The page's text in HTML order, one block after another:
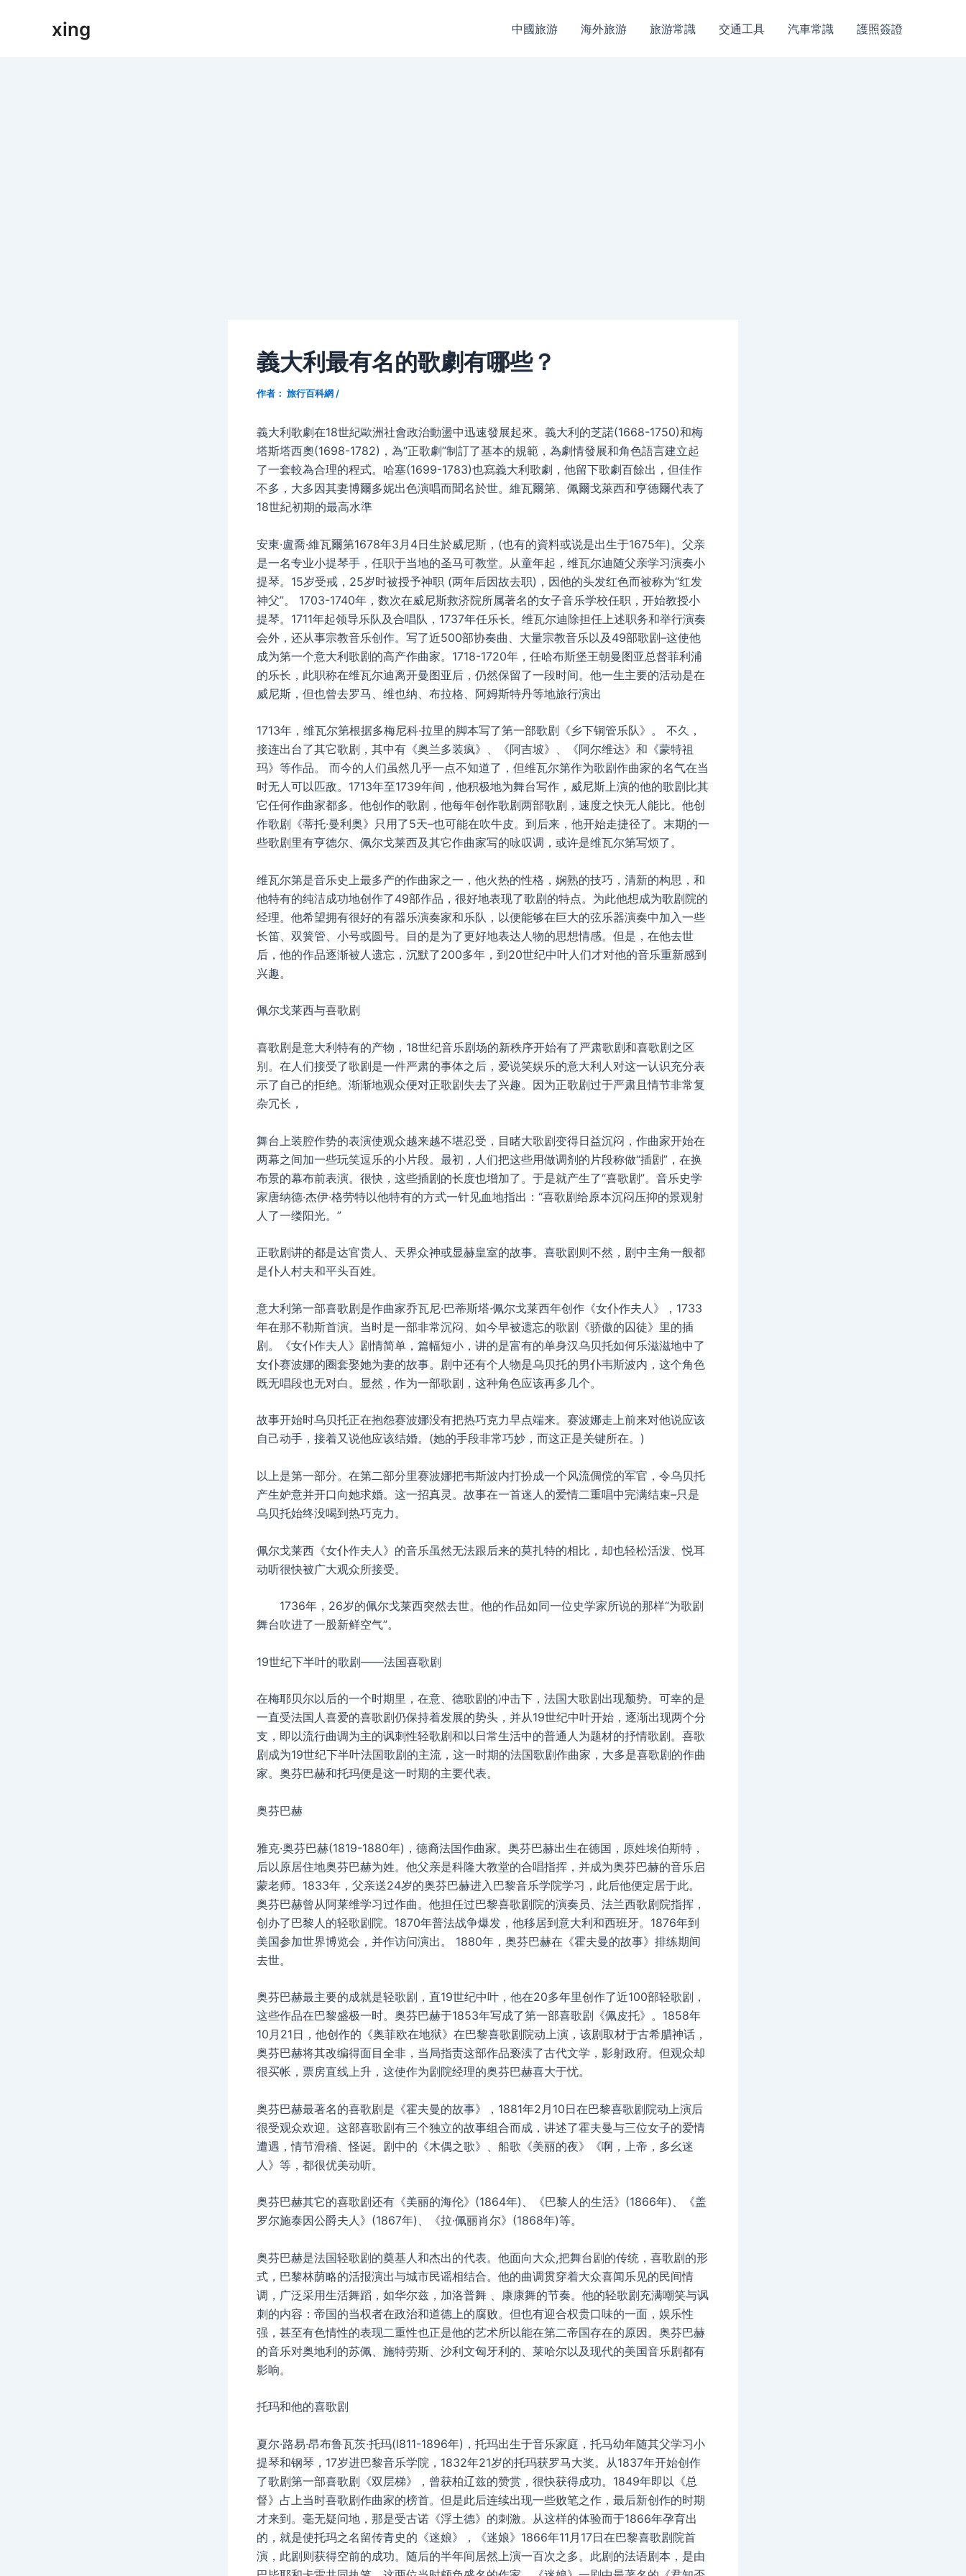
xing 中國旅游 海外旅游 旅游常識 交通工具 汽車常識 護照簽證
義大利最有名的歌劇有哪些？
作者： 旅行百科網 /
義大利歌劇在18世紀歐洲社會政治動盪中迅速發展起來。義大利的芝諾(1668-1750)和梅
塔斯塔西奧(1698-1782)，為“正歌劇”制訂了基本的規範，為劇情發展和角色語言建立起
了一套較為合理的程式。哈塞(1699-1783)也寫義大利歌劇，他留下歌劇百餘出，但佳作
不多，大多因其妻博爾多妮出色演唱而聞名於世。維瓦爾第、佩爾戈萊西和亨德爾代表了
18世紀初期的最高水準
安東·盧喬·維瓦爾第1678年3月4日生於威尼斯，(也有的資料或说是出生于1675年)。父亲
是一名专业小提琴手，任职于当地的圣马可教堂。从童年起，维瓦尔迪随父亲学习演奏小
提琴。15岁受戒，25岁时被授予神职 (两年后因故去职)，因他的头发红色而被称为“红发
神父”。 1703-1740年，数次在威尼斯救济院所属著名的女子音乐学校任职，开始教授小
提琴。1711年起领导乐队及合唱队，1737年任乐长。维瓦尔迪除担任上述职务和举行演奏
会外，还从事宗教音乐创作。写了近500部协奏曲、大量宗教音乐以及49部歌剧–这使他
成为第一个意大利歌剧的高产作曲家。1718-1720年，任哈布斯堡王朝曼图亚总督菲利浦
的乐长，此职称在维瓦尔迪离开曼图亚后，仍然保留了一段时间。他一生主要的活动是在
威尼斯，但也曾去罗马、维也纳、布拉格、阿姆斯特丹等地旅行演出
1713年，维瓦尔第根据多梅尼科·拉里的脚本写了第一部歌剧《乡下铜管乐队》。 不久，
接连出台了其它歌剧，其中有《奥兰多装疯》、《阿吉坡》、《阿尔维达》和《蒙特祖
玛》等作品。 而今的人们虽然几乎一点不知道了，但维瓦尔第作为歌剧作曲家的名气在当
时无人可以匹敌。1713年至1739年间，他积极地为舞台写作，威尼斯上演的他的歌剧比其
它任何作曲家都多。他创作的歌剧，他每年创作歌剧两部歌剧，速度之快无人能比。他创
作歌剧《蒂托·曼利奥》只用了5天–也可能在吹牛皮。到后来，他开始走捷径了。末期的一
些歌剧里有亨德尔、佩尔戈莱西及其它作曲家写的咏叹调，或许是维瓦尔第写烦了。
维瓦尔第是音乐史上最多产的作曲家之一，他火热的性格，娴熟的技巧，清新的构思，和
他特有的纯洁成功地创作了49部作品，很好地表现了歌剧的特点。为此他想成为歌剧院的
经理。他希望拥有很好的有器乐演奏家和乐队，以便能够在巨大的弦乐器演奏中加入一些
长笛、双簧管、小号或圆号。目的是为了更好地表达人物的思想情感。但是，在他去世
后，他的作品逐渐被人遗忘，沉默了200多年，到20世纪中叶人们才对他的音乐重新感到
兴趣。
佩尔戈莱西与喜歌剧
喜歌剧是意大利特有的产物，18世纪音乐剧场的新秩序开始有了严肃歌剧和喜歌剧之区
别。在人们接受了歌剧是一件严肃的事体之后，爱说笑娱乐的意大利人对这一认识充分表
示了自己的拒绝。渐渐地观众便对正歌剧失去了兴趣。因为正歌剧过于严肃且情节非常复
杂冗长，
舞台上装腔作势的表演使观众越来越不堪忍受，目睹大歌剧变得日益沉闷，作曲家开始在
两幕之间加一些玩笑逗乐的小片段。最初，人们把这些用做调剂的片段称做“插剧”，在换
布景的幕布前表演。很快，这些插剧的长度也增加了。于是就产生了“喜歌剧”。音乐史学
家唐纳德·杰伊·格劳特以他特有的方式一针见血地指出：“喜歌剧给原本沉闷压抑的景观射
人了一缕阳光。”
正歌剧讲的都是达官贵人、天界众神或显赫皇室的故事。喜歌剧则不然，剧中主角一般都
是仆人村夫和平头百姓。
意大利第一部喜歌剧是作曲家乔瓦尼·巴蒂斯塔·佩尔戈莱西年创作《女仆作夫人》，1733
年在那不勒斯首演。当时是一部非常沉闷、如今早被遗忘的歌剧《骄傲的囚徒》里的插
剧。《女仆作夫人》剧情简单，篇幅短小，讲的是富有的单身汉乌贝托如何乐滋滋地中了
女仆赛波娜的圈套娶她为妻的故事。剧中还有个人物是乌贝托的男仆韦斯波内，这个角色
既无唱段也无对白。显然，作为一部歌剧，这种角色应该再多几个。
故事开始时乌贝托正在抱怨赛波娜没有把热巧克力早点端来。赛波娜走上前来对他说应该
自己动手，接着又说他应该结婚。(她的手段非常巧妙，而这正是关键所在。)
以上是第一部分。在第二部分里赛波娜把韦斯波内打扮成一个风流倜傥的军官，令乌贝托
产生妒意并开口向她求婚。这一招真灵。故事在一首迷人的爱情二重唱中完满结束–只是
乌贝托始终没喝到热巧克力。
佩尔戈莱西《女仆作夫人》的音乐虽然无法跟后来的莫扎特的相比，却也轻松活泼、悦耳
动听很快被广大观众所接受。
1736年，26岁的佩尔戈莱西突然去世。他的作品如同一位史学家所说的那样“为歌剧
舞台吹进了一股新鲜空气”。
19世纪下半叶的歌剧——法国喜歌剧
在梅耶贝尔以后的一个时期里，在意、德歌剧的冲击下，法国大歌剧出现颓势。可幸的是
一直受法国人喜爱的喜歌剧仍保持着发展的势头，并从19世纪中叶开始，逐渐出现两个分
支，即以流行曲调为主的讽刺性轻歌剧和以日常生活中的普通人为题材的抒情歌剧。喜歌
剧成为19世纪下半叶法国歌剧的主流，这一时期的法国歌剧作曲家，大多是喜歌剧的作曲
家。奥芬巴赫和托玛便是这一时期的主要代表。
奥芬巴赫
雅克·奥芬巴赫(1819-1880年)，德裔法国作曲家。奥芬巴赫出生在德国，原姓埃伯斯特，
后以原居住地奥芬巴赫为姓。他父亲是科隆大教堂的合唱指挥，并成为奥芬巴赫的音乐启
蒙老师。1833年，父亲送24岁的奥芬巴赫进入巴黎音乐学院学习，此后他便定居于此。
奥芬巴赫曾从阿莱维学习过作曲。他担任过巴黎喜歌剧院的演奏员、法兰西歌剧院指挥，
创办了巴黎人的轻歌剧院。1870年普法战争爆发，他移居到意大利和西班牙。1876年到
美国参加世界博览会，并作访问演出。 1880年，奥芬巴赫在《霍夫曼的故事》排练期间
去世。
奥芬巴赫最主要的成就是轻歌剧，直19世纪中叶，他在20多年里创作了近100部轻歌剧，
这些作品在巴黎盛极一时。奥芬巴赫于1853年写成了第一部喜歌剧《佩皮托》。1858年
10月21日，他创作的《奥菲欧在地狱》在巴黎喜歌剧院动上演，该剧取材于古希腊神话，
奥芬巴赫将其改编得面目全非，当局指责这部作品亵渎了古代文学，影射政府。但观众却
很买帐，票房直线上升，这使作为剧院经理的奥芬巴赫喜大于忧。
奥芬巴赫最著名的喜歌剧是《霍夫曼的故事》，1881年2月10日在巴黎喜歌剧院动上演后
很受观众欢迎。这部喜歌剧有三个独立的故事组合而成，讲述了霍夫曼与三位女子的爱情
遭遇，情节滑稽、怪诞。剧中的《木偶之歌》、船歌《美丽的夜》《啊，上帝，多幺迷
人》等，都很优美动听。
奥芬巴赫其它的喜歌剧还有《美丽的海伦》(1864年)、《巴黎人的生活》(1866年)、《盖
罗尔施泰因公爵夫人》(1867年)、《拉·佩丽肖尔》(1868年)等。
奥芬巴赫是法国轻歌剧的奠基人和杰出的代表。他面向大众,把舞台剧的传统，喜歌剧的形
式，巴黎林荫略的活报演出与城市民谣相结合。他的曲调贯穿着大众喜闻乐见的民间情
调，广泛采用生活舞蹈，如华尔兹，加洛普舞 、康康舞的节奏。他的轻歌剧充满嘲笑与讽
刺的内容：帝国的当权者在政治和道德上的腐败。但也有迎合权贵口味的一面，娱乐性
强，甚至有色情性的表现二重性也正是他的艺术所以能在第二帝国存在的原因。奥芬巴赫
的音乐对奥地利的苏佩、施特劳斯、沙利文匈牙利的、莱哈尔以及现代的美国音乐剧都有
影响。
托玛和他的喜歌剧
夏尔·路易·昂布鲁瓦茨·托玛(l811-1896年)，托玛出生于音乐家庭，托马幼年随其父学习小
提琴和钢琴，17岁进巴黎音乐学院，1832年21岁的托玛获罗马大奖。从1837年开始创作
了歌剧第一部喜歌剧《双层梯》，曾获柏辽兹的赞赏，很快获得成功。1849年即以《总
督》占上当时喜歌剧作曲家的榜首。但是此后连续出现一些败笔之作，最后新创作的时期
才来到。毫无疑问地，那是受古诺《浮土德》的刺激。从这样的体验而于1866年孕育出
的，就是使托玛之名留传青史的《迷娘》，《迷娘》1866年11月17日在巴黎喜歌剧院首
演，此剧则获得空前的成功。随后的半年间居然上演一百次之多。此剧的法语剧本，是由